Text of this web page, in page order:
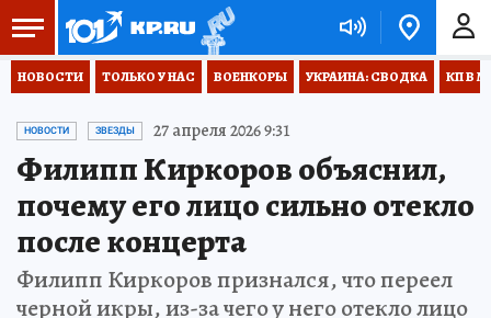
НОВОСТИ ТОЛЬКО У НАС ВОЕНКОРЫ УКРАИНА: СВОДКА КП В
НОВОСТИ ЗВЕЗДЫ 27 апреля 2026 9:31
Филипп Киркоров объяснил,
почему его лицо сильно отекло
после концерта
Филипп Киркоров признался, что переел
черной икры, из-за чего у него отекло лицо